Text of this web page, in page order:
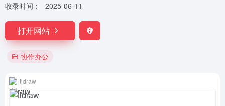
收录时间： 2025-06-11
打开网站
协作办公
tldraw